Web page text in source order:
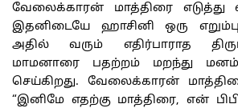
வேலைக்காரன் மாத்திரை எடுத்து
இதனிடையே ஹாசினி ஒரு
அதில் வரும் எதிர்பாராத
மாமனாரை பதற்றம் மறந்து மனம்
செய்கிறது. வேலைக்காரன்
“இனிமே எதற்கு மாத்திரை, என்